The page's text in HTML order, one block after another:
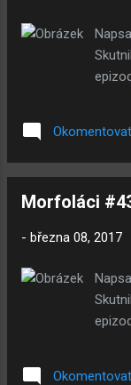
Okomentovat
Morfoláci
- března 08, 2017
Okomentovat